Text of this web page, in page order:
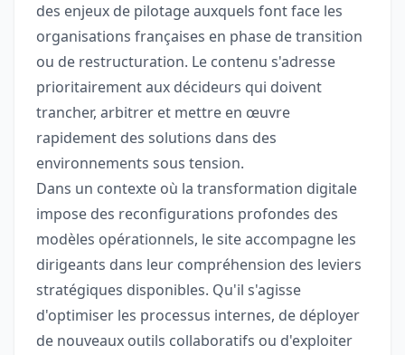
des enjeux de pilotage auxquels font face les
organisations françaises en phase de transition
ou de restructuration. Le contenu s'adresse
prioritairement aux décideurs qui doivent
trancher, arbitrer et mettre en œuvre
rapidement des solutions dans des
environnements sous tension.
Dans un contexte où la transformation digitale
impose des reconfigurations profondes des
modèles opérationnels, le site accompagne les
dirigeants dans leur compréhension des leviers
stratégiques disponibles. Qu'il s'agisse
d'optimiser les processus internes, de déployer
de nouveaux outils collaboratifs ou d'exploiter